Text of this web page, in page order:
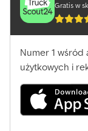
Gratis w
Numer 1 wśród
użytkowych i